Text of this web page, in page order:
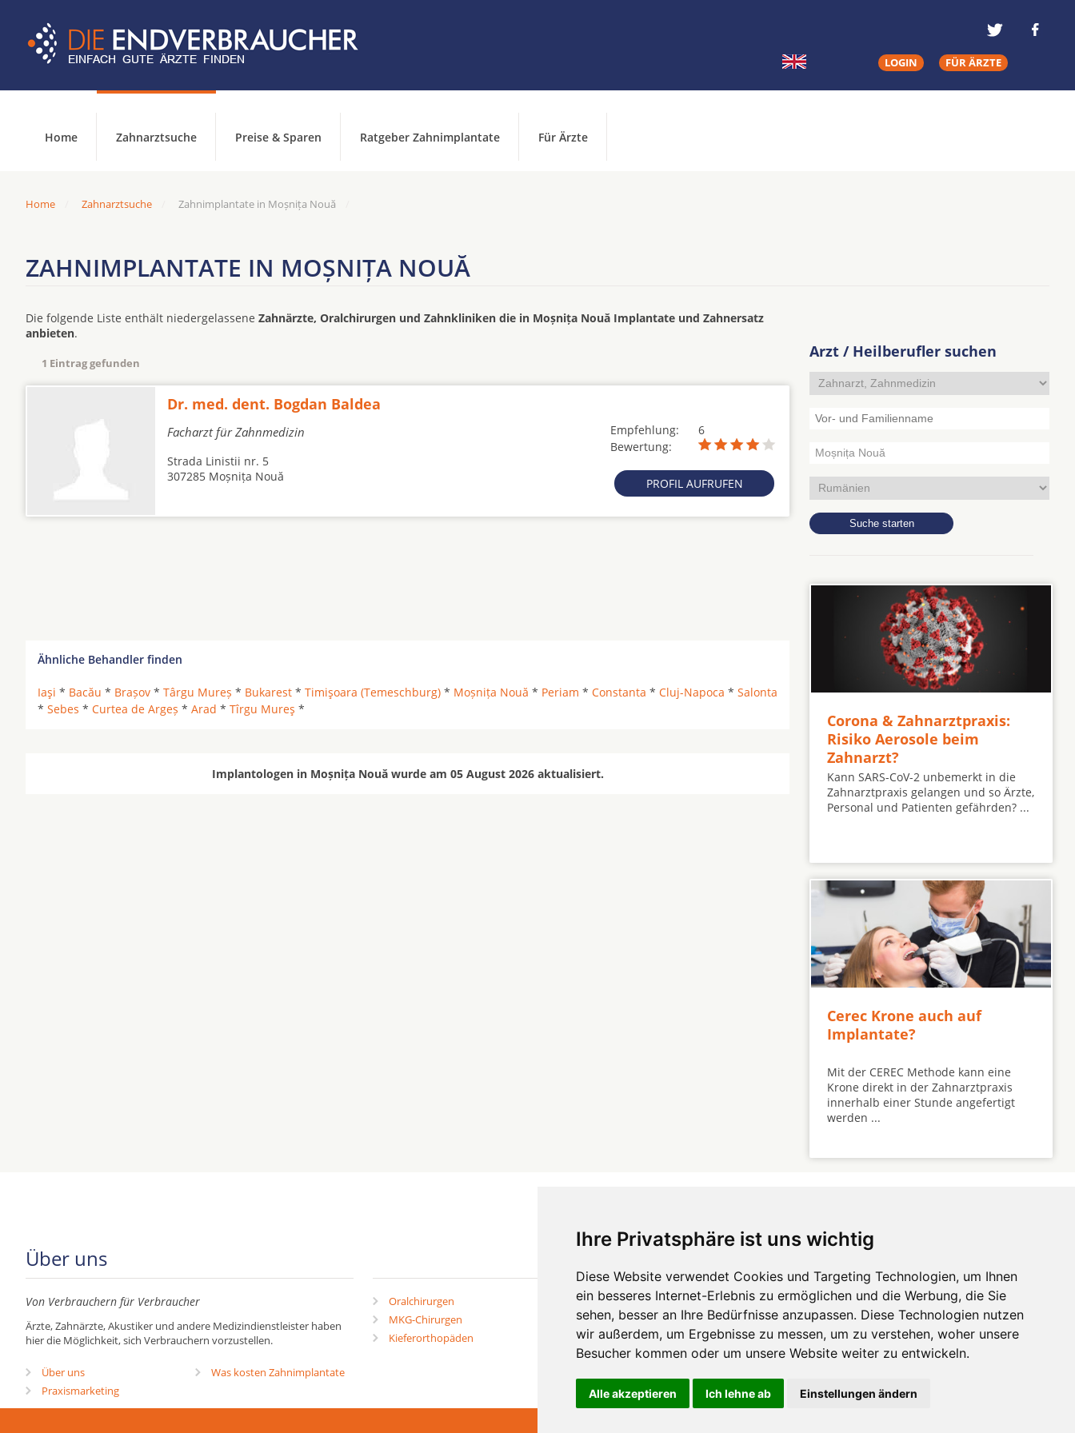
Ihre Privatsphäre ist uns wichtig
Diese Website verwendet Cookies und Targeting Technologien, um Ihnen
ein besseres Internet-Erlebnis zu ermöglichen und die Werbung, die Sie
sehen, besser an Ihre Bedürfnisse anzupassen. Diese Technologien nutzen
wir außerdem, um Ergebnisse zu messen, um zu verstehen, woher unsere
Besucher kommen oder um unsere Website weiter zu entwickeln.
Alle akzeptieren Ich lehne ab Einstellungen ändern
LOGIN FÜR ÄRZTE
Home Zahnarztsuche Preise & Sparen Ratgeber Zahnimplantate Für Ärzte
Home Zahnarztsuche Zahnimplantate in Moșnița Nouă
ZAHNIMPLANTATE IN MOȘNIȚA NOUĂ
Die folgende Liste enthält niedergelassene Zahnärzte, Oralchirurgen und Zahnkliniken die in Moșnița Nouă Implantate und Zahnersatz
anbieten.
1 Eintrag gefunden
Dr. med. dent. Bogdan Baldea
Facharzt für Zahnmedizin Empfehlung:
6
Bewertung:
PROFIL AUFRUFEN
Strada Linistii nr. 5
307285 Moșnița Nouă
Ähnliche Behandler finden
Iaşi * Bacău * Brașov * Târgu Mureș * Bukarest * Timişoara (Temeschburg) * Moșnița Nouă * Periam * Constanta * Cluj-Napoca * Salonta
* Sebes * Curtea de Argeș * Arad * Tîrgu Mureş *
Implantologen in Moșnița Nouă wurde am 05 August 2026 aktualisiert.
Arzt / Heilberufler suchen
Corona & Zahnarztpraxis:
Risiko Aerosole beim
Zahnarzt?
Kann SARS-CoV-2 unbemerkt in die
Zahnarztpraxis gelangen und so Ärzte,
Personal und Patienten gefährden? ...
Cerec Krone auch auf
Implantate?
Mit der CEREC Methode kann eine
Krone direkt in der Zahnarztpraxis
innerhalb einer Stunde angefertigt
werden ...
Über uns
Von Verbrauchern für Verbraucher
Ärzte, Zahnärzte, Akustiker und andere Medizindienstleister haben
hier die Möglichkeit, sich Verbrauchern vorzustellen.
Über uns
Praxismarketing
Was kosten Zahnimplantate
mehr ...
Oralchirurgen
MKG-Chirurgen
Kieferorthopäden
Zahnärzte in Städten
Zahnärzte in Stadtteilen
Hörgeräte
Zahnarztsuche
die-
zahnarztempfehlung.com
die-endverbraucher.com